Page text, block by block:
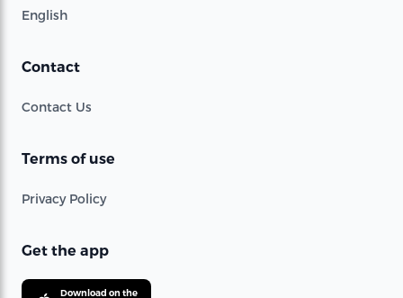
English
Contact
Contact Us
Terms of use
Privacy Policy
Get the app
Download on the